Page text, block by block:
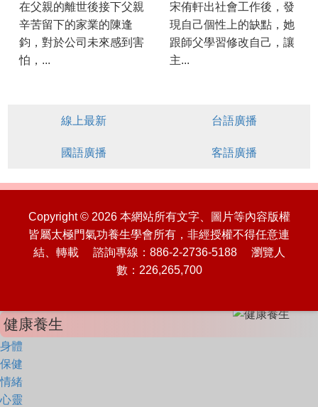
在父親的離世後接下父親
辛苦留下的家業的陳逢
鈞，對於公司未來感到害
怕，...
宋侑軒出社會工作後，發
現自己個性上的缺點，她
跟師父學習修改自己，讓
主...
線上最新 台語廣播
國語廣播 客語廣播
Copyright © 2026 本網站所有文字、圖片等內容版權
皆屬太極門氣功養生學會所有，非經授權不得任意連
結、轉載 諮詢專線：886-2-2736-5188 瀏覽人
數：226,265,700
健康養生
身體
保健
情緒
心靈